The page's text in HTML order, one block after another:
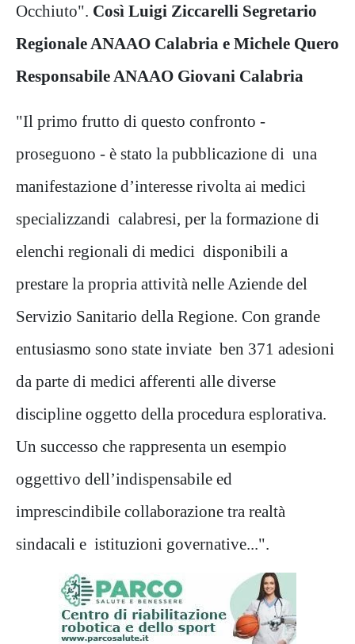
Occhiuto". Così Luigi Ziccarelli Segretario
Regionale ANAAO Calabria e Michele Quero
Responsabile ANAAO Giovani Calabria
"Il primo frutto di questo confronto -
proseguono - è stato la pubblicazione di una
manifestazione d’interesse rivolta ai medici
specializzandi calabresi, per la formazione di
elenchi regionali di medici disponibili a
prestare la propria attività nelle Aziende del
Servizio Sanitario della Regione. Con grande
entusiasmo sono state inviate ben 371 adesioni
da parte di medici afferenti alle diverse
discipline oggetto della procedura esplorativa.
Un successo che rappresenta un esempio
oggettivo dell’indispensabile ed
imprescindibile collaborazione tra realtà
sindacali e istituzioni governative...".